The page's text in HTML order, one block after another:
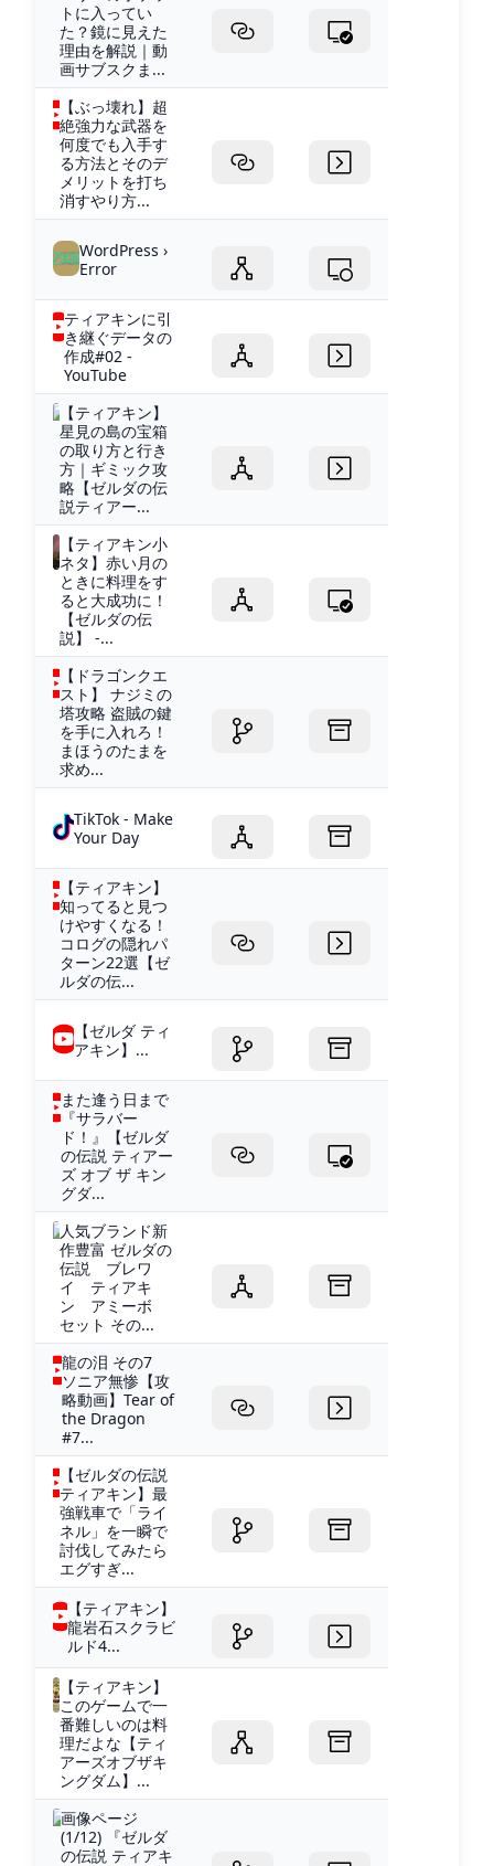
トに入ってい
た？鏡に見えた
理由を解説｜動
画サブスクま...
【ぶっ壊れ】超
絶強力な武器を
何度でも入手す
る方法とそのデ
メリットを打ち
消すやり方...
WordPress ›
Error
ティアキンに引
き継ぐデータの
作成#02 -
YouTube
【ティアキン】
星見の島の宝箱
の取り方と行き
方｜ギミック攻
略【ゼルダの伝
説ティアー...
【ティアキン小
ネタ】赤い月の
ときに料理をす
ると大成功に！
【ゼルダの伝
説】 -...
【ドラゴンクエ
スト】 ナジミの
塔攻略 盗賊の鍵
を手に入れろ！
まほうのたまを
求め...
TikTok - Make
Your Day
【ティアキン】
知ってると見つ
けやすくなる！
コログの隠れパ
ターン22選【ゼ
ルダの伝...
【ゼルダ ティ
アキン】...
また逢う日まで
『サラバー
ド！』【ゼルダ
の伝説 ティアー
ズ オブ ザ キン
グダ...
人気ブランド新
作豊富 ゼルダの
伝説 ブレワ
イ ティアキ
ン アミーボ
セット その...
龍の泪 その7
ソニア無惨【攻
略動画】Tear of
the Dragon
#7...
【ゼルダの伝説
ティアキン】最
強戦車で「ライ
ネル」を一瞬で
討伐してみたら
エグすぎ...
【ティアキン】
龍岩石スクラビ
ルド4...
【ティアキン】
このゲームで一
番難しいのは料
理だよな【ティ
アーズオブザキ
ングダム】...
画像ページ
(1/12) 『ゼルダ
の伝説 ティアキ